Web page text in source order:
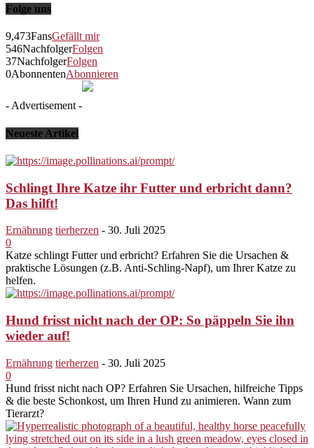
Folge uns
9,473FansGefällt mir
546NachfolgerFolgen
37NachfolgerFolgen
0AbonnentenAbonnieren
- Advertisement -
Neueste Artikel
Schlingt Ihre Katze ihr Futter und erbricht dann?
Das hilft!
Ernährung tierherzen - 30. Juli 2025
0
Katze schlingt Futter und erbricht? Erfahren Sie die Ursachen &
praktische Lösungen (z.B. Anti-Schling-Napf), um Ihrer Katze zu
helfen.
Hund frisst nicht nach der OP: So päppeln Sie ihn
wieder auf!
Ernährung tierherzen - 30. Juli 2025
0
Hund frisst nicht nach OP? Erfahren Sie Ursachen, hilfreiche Tipps
& die beste Schonkost, um Ihren Hund zu animieren. Wann zum
Tierarzt?